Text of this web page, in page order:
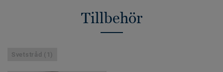
Tillbehör
Svetstråd (1)